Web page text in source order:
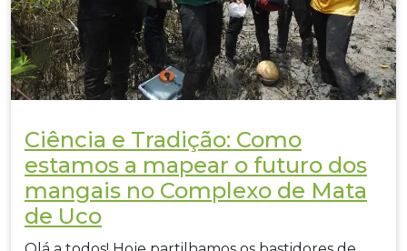
Ciência e Tradição: Como
estamos a mapear o futuro dos
mangais no Complexo de Mata
de Uco